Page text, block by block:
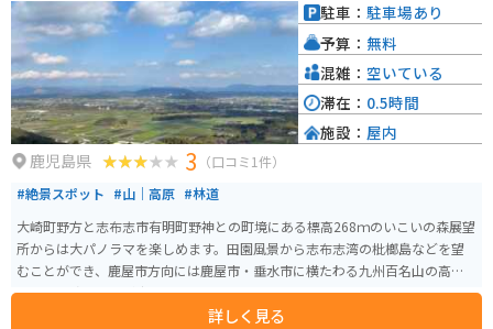
鹿児島県 3 （口コミ1件）
#絶景スポット #山｜高原 #林道
大崎町野方と志布志市有明町野神との町境にある標高268ｍのいこいの森展望
所からは大パノラマを楽しめます。田園風景から志布志湾の枇榔島などを望
むことができ、鹿屋市方向には鹿屋市・垂水市に横たわる九州百名山の高隅
山まで見渡すことが出来ます。
詳しく見る
駐車： 駐車場あり
予算： 無料
混雑： 空いている
滞在： 0.5時間
施設： 屋内